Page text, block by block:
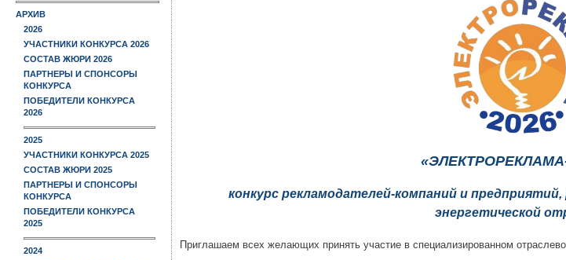
АРХИВ
2026
УЧАСТНИКИ КОНКУРСА 2026
СОСТАВ ЖЮРИ 2026
ПАРТНЕРЫ И СПОНСОРЫ
КОНКУРСА
ПОБЕДИТЕЛИ КОНКУРСА
2026
2025
УЧАСТНИКИ КОНКУРСА 2025
СОСТАВ ЖЮРИ 2025
ПАРТНЕРЫ И СПОНСОРЫ
КОНКУРСА
ПОБЕДИТЕЛИ КОНКУРСА
2025
2024
«ЭЛЕКТРОРЕКЛАМА-
конкурс рекламодателей-компаний и
энергетической
Приглашаем всех желающих принять участие в специализированном